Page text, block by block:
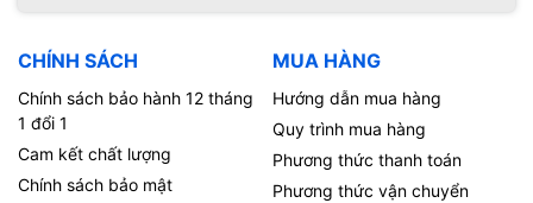
CHÍNH SÁCH
Chính sách bảo hành 12 tháng
1 đổi 1
Cam kết chất lượng
Chính sách bảo mật
MUA HÀNG
Hướng dẫn mua hàng
Quy trình mua hàng
Phương thức thanh toán
Phương thức vận chuyển